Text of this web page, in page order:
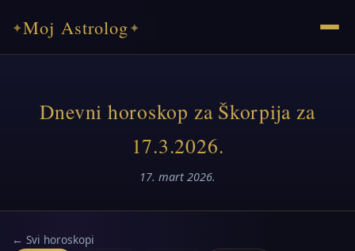
✦Moj Astrolog✦
Dnevni horoskop za Škorpija za
17.3.2026.
17. mart 2026.
← Svi horoskopi